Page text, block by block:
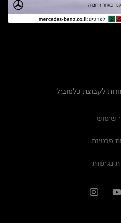
לקבוצת כלמוביל
שימוש
פרטיות
נגישות